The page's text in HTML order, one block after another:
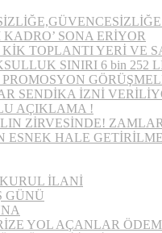
SONA ERİYOR
TOPLANTI YERİ VE
SINIRI 6 bin 252
SENDİKA İZNİ
AÇIKLAMA !
ZİRVESİNDE!
ESNEK HALE
İLANİ
GÜNÜ
YOL AÇANLAR